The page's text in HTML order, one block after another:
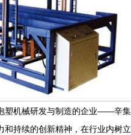
塑机械研发与制造的企业——辛集
和持续的创新精神，在行业内树立